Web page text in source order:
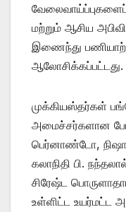
மற்றும் ஆசிய
இணைந்து
ஆலோசிக்கப்பட்டது.
முக்கியஸ்தர்கள்
அமைச்சர்களான
பெர்னாண்டோ,
கலாநிதி பி.
சிரேஷ்ட
உள்ளிட்ட உயர்மட்ட